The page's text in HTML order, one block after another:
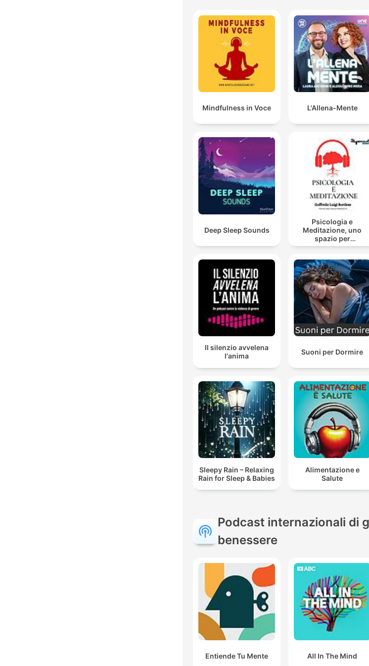
Mindfulness in Voce L'Allena-Mente
Deep Sleep Sounds
Psicologia e
Meditazione, uno
spazio per
ritrovarsi...di
Il silenzio avvelena
l'anima
Suoni per Dormire
Sleepy Rain – Relaxing
Rain for Sleep & Babies
Alimentazione e
Salute
Podcast internazionali di
benessere
Entiende Tu Mente All In The Mind